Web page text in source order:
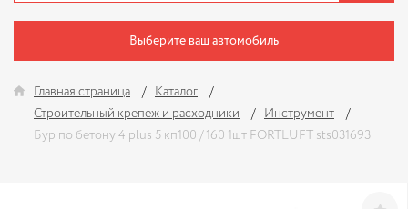
Выберите ваш автомобиль
Главная страница
Каталог
Строительный крепеж и расходники
Инструмент
Бур по бетону 4 plus 5 кп100 / 160 1шт FORTLUFT sts031693